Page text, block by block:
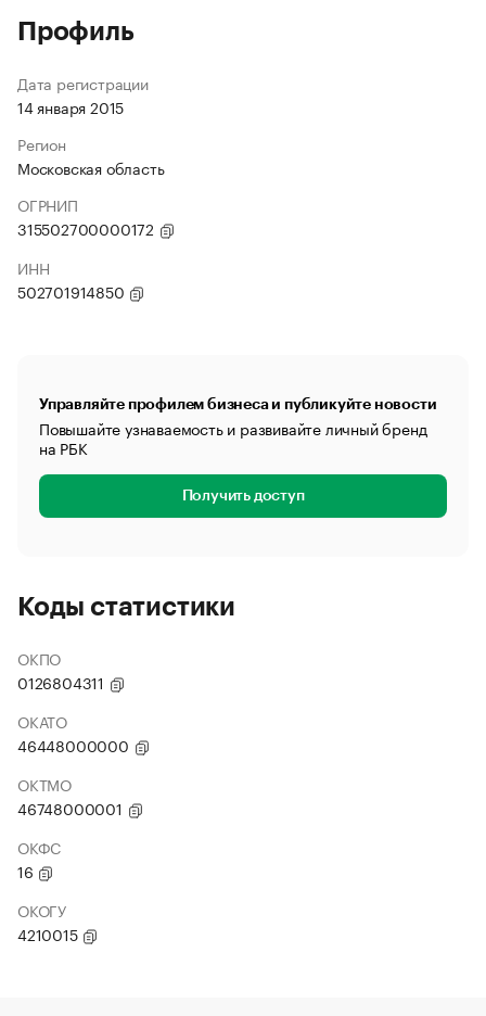
Профиль
Дата регистрации
14 января 2015
Регион
Московская область
ОГРНИП
315502700000172
ИНН
502701914850
Управляйте профилем бизнеса и публикуйте новости
Повышайте узнаваемость и развивайте личный бренд
на РБК
Получить доступ
Коды статистики
ОКПО
0126804311
ОКАТО
46448000000
ОКТМО
46748000001
ОКФС
16
ОКОГУ
4210015